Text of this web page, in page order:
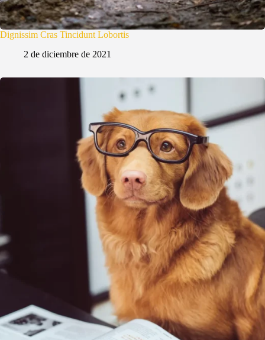
Dignissim Cras Tincidunt Lobortis
2 de diciembre de 2021